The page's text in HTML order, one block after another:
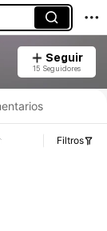
Seguir
15 Seguidores
Filtros